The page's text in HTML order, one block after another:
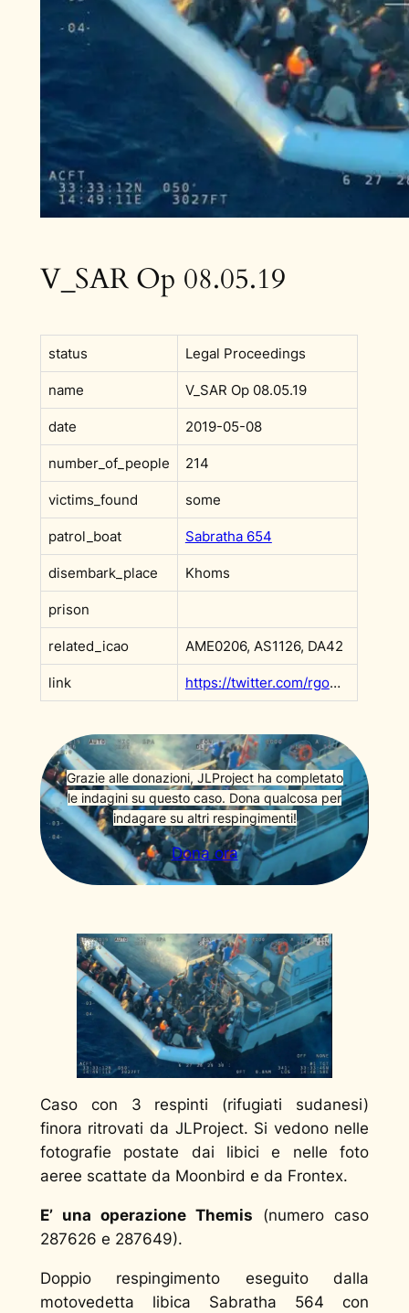
V_SAR Op 08.05.19
status Legal Proceedings
name V_SAR Op 08.05.19
date 2019-05-08
number_of_people 214
victims_found some
patrol_boat Sabratha 654
disembark_place Khoms
prison
related_icao AME0206, AS1126, DA42
link https://twitter.com/rgowans/status/1126248018511040518?s=20
Grazie alle donazioni, JLProject ha completato
le indagini su questo caso. Dona qualcosa per
indagare su altri respingimenti!
Dona ora
Caso con 3 respinti (rifugiati sudanesi)
finora ritrovati da JLProject. Si vedono nelle
fotografie postate dai libici e nelle foto
aeree scattate da Moonbird e da Frontex.
E’ una operazione Themis (numero caso
287626 e 287649).
Doppio respingimento eseguito dalla
motovedetta libica Sabratha 564 con